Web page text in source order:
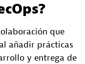
que
añadir prácticas
y entrega de